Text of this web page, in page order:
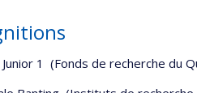
1 (Fonds de recherche du